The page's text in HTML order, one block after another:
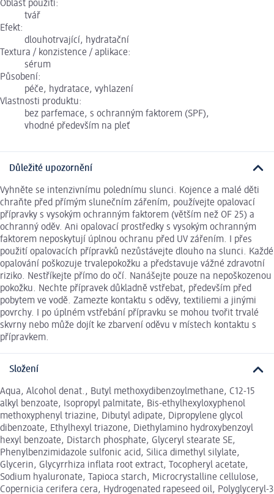
Oblast použití:
tvář
Efekt:
dlouhotrvající, hydratační
Textura / konzistence / aplikace:
sérum
Působení:
péče, hydratace, vyhlazení
Vlastnosti produktu:
bez parfemace, s ochranným faktorem (SPF),
vhodné především na pleť
Důležité upozornění
Vyhněte se intenzivnímu polednímu slunci. Kojence a malé děti
chraňte před přímým slunečním zářením, používejte opalovací
přípravky s vysokým ochranným faktorem (větším než OF 25) a
ochranný oděv. Ani opalovací prostředky s vysokým ochranným
faktorem neposkytují úplnou ochranu před UV zářením. I přes
použití opalovacích přípravků nezůstávejte dlouho na slunci. Každé
opalování poškozuje trvalepokožku a představuje vážné zdravotní
riziko. Nestříkejte přímo do očí. Nanášejte pouze na nepoškozenou
pokožku. Nechte přípravek důkladně vstřebat, především před
pobytem ve vodě. Zamezte kontaktu s oděvy, textiliemi a jinými
povrchy. I po úplném vstřebání přípravku se mohou tvořit trvalé
skvrny nebo může dojít ke zbarvení oděvu v místech kontaktu s
přípravkem.
Složení
Aqua, Alcohol denat., Butyl methoxydibenzoylmethane, C12-15
alkyl benzoate, Isopropyl palmitate, Bis-ethylhexyloxyphenol
methoxyphenyl triazine, Dibutyl adipate, Dipropylene glycol
dibenzoate, Ethylhexyl triazone, Diethylamino hydroxybenzoyl
hexyl benzoate, Distarch phosphate, Glyceryl stearate SE,
Phenylbenzimidazole sulfonic acid, Silica dimethyl silylate,
Glycerin, Glycyrrhiza inflata root extract, Tocopheryl acetate,
Sodium hyaluronate, Tapioca starch, Microcrystalline cellulose,
Copernicia cerifera cera, Hydrogenated rapeseed oil, Polyglyceryl-3